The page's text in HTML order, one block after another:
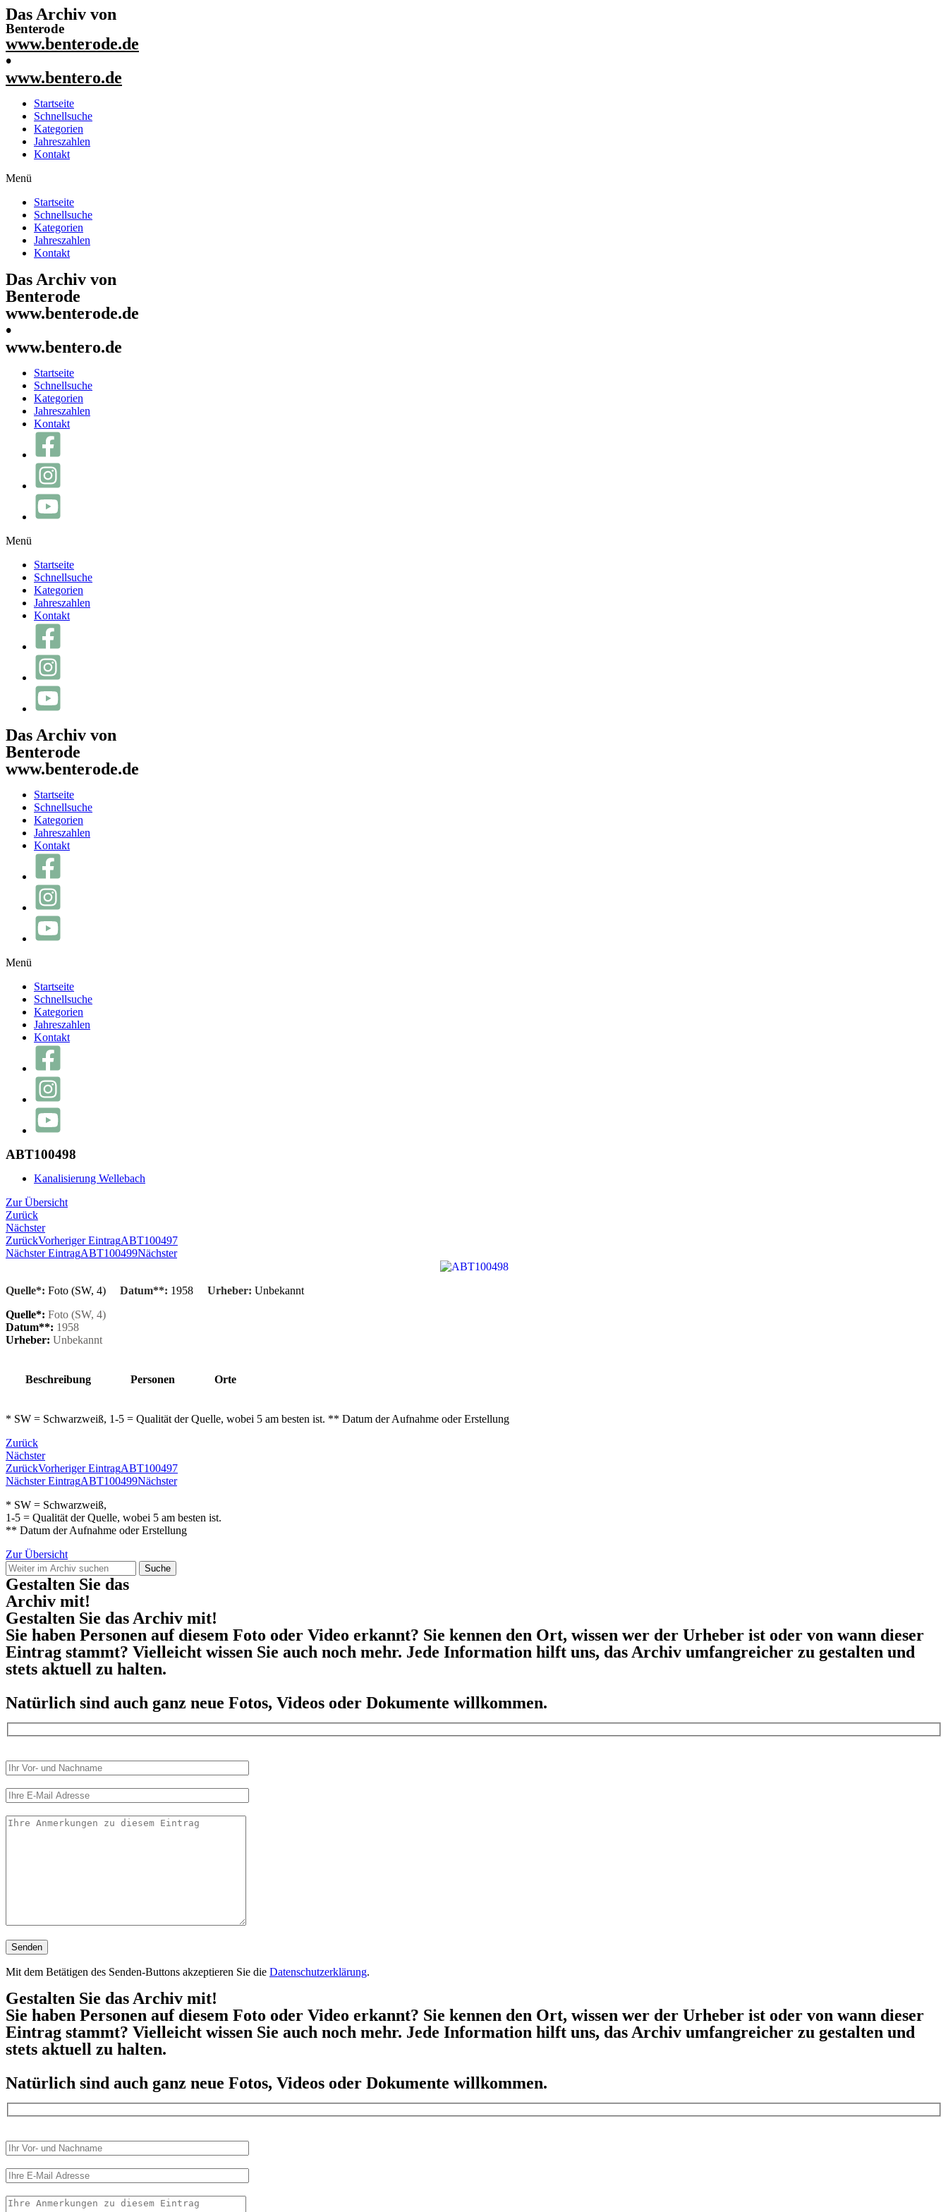
Das Archiv von
Benterode
www.benterode.de
•
www.bentero.de
Startseite
Schnellsuche
Kategorien
Jahreszahlen
Kontakt
Menü
Startseite
Schnellsuche
Kategorien
Jahreszahlen
Kontakt
Das Archiv von
Benterode
www.benterode.de
•
www.bentero.de
Startseite
Schnellsuche
Kategorien
Jahreszahlen
Kontakt
Menü
Startseite
Schnellsuche
Kategorien
Jahreszahlen
Kontakt
Das Archiv von
Benterode
www.benterode.de
Startseite
Schnellsuche
Kategorien
Jahreszahlen
Kontakt
Menü
Startseite
Schnellsuche
Kategorien
Jahreszahlen
Kontakt
ABT100498
Kanalisierung Wellebach
Zur Übersicht
Zurück
Nächster
ZurückVorheriger EintragABT100497
Nächster EintragABT100499Nächster
Quelle*: Foto (SW, 4) Datum**: 1958 Urheber: Unbekannt
Quelle*: Foto (SW, 4)
Datum**: 1958
Urheber: Unbekannt
Beschreibung Personen Orte
* SW = Schwarzweiß, 1-5 = Qualität der Quelle, wobei 5 am besten ist. ** Datum der Aufnahme oder Erstellung
Zurück
Nächster
ZurückVorheriger EintragABT100497
Nächster EintragABT100499Nächster
* SW = Schwarzweiß,
1-5 = Qualität der Quelle, wobei 5 am besten ist.
** Datum der Aufnahme oder Erstellung
Zur Übersicht
Suche
Gestalten Sie das
Archiv mit!
Gestalten Sie das Archiv mit!
Sie haben Personen auf diesem Foto oder Video erkannt? Sie kennen den Ort, wissen wer der Urheber ist oder von wann dieser
Eintrag stammt? Vielleicht wissen Sie auch noch mehr. Jede Information hilft uns, das Archiv umfangreicher zu gestalten und
stets aktuell zu halten.
Natürlich sind auch ganz neue Fotos, Videos oder Dokumente willkommen.
Mit dem Betätigen des Senden-Buttons akzeptieren Sie die Datenschutzerklärung.
Gestalten Sie das Archiv mit!
Sie haben Personen auf diesem Foto oder Video erkannt? Sie kennen den Ort, wissen wer der Urheber ist oder von wann dieser
Eintrag stammt? Vielleicht wissen Sie auch noch mehr. Jede Information hilft uns, das Archiv umfangreicher zu gestalten und
stets aktuell zu halten.
Natürlich sind auch ganz neue Fotos, Videos oder Dokumente willkommen.